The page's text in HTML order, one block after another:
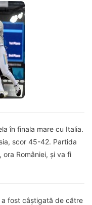
în finala mare cu Italia.
scor 45-42. Partida
ora României, și va fi
fost câștigată de către